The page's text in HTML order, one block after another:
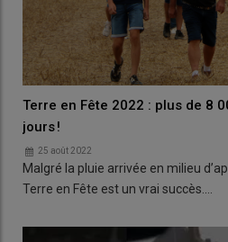
Terre en Fête 2022 : plus de 8
jours !
25 août 2022
Malgré la pluie arrivée en milieu
Terre en Fête est un vrai succès.…